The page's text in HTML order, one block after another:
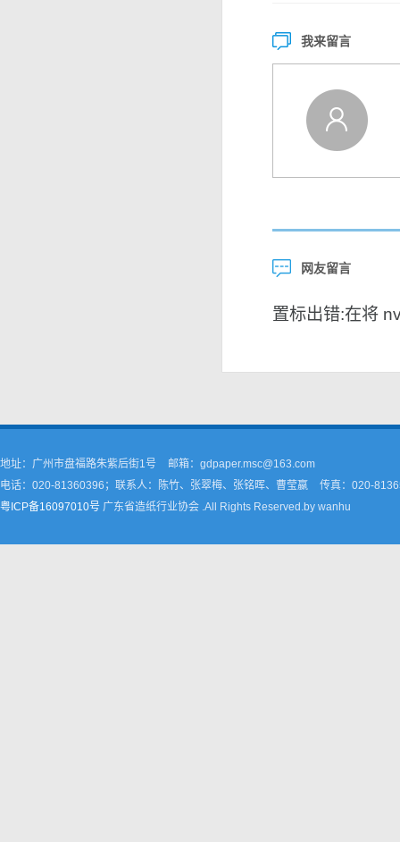
我来留言
网友留言
置标出错:在将
地址：广州市盘福路朱紫后街1号
邮箱：gdpaper.msc@163.com
电话：020-81360396；联系人：陈竹、张翠梅、张铭晖、曹莹嬴
传真：020-
粤ICP备16097010号 广东省造纸行业协会 .All Rights Reserved.by wanhu